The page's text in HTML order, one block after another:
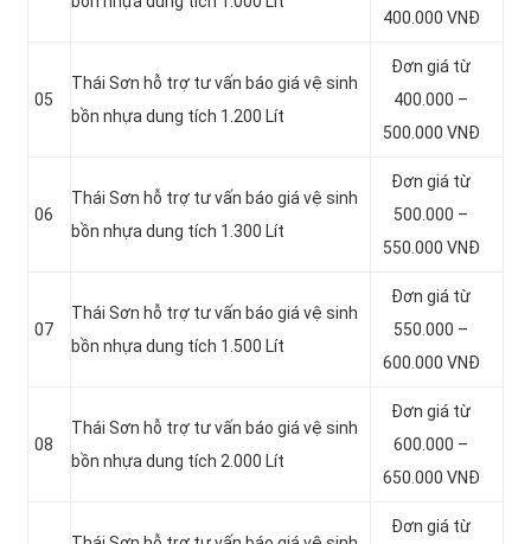
400.000 VNĐ
05
Thái Sơn hỗ trợ tư vấn báo giá vệ sinh
bồn nhựa dung tích 1.200 Lít
Đơn giá từ
400.000 –
500.000 VNĐ
06
Thái Sơn hỗ trợ tư vấn báo giá vệ sinh
bồn nhựa dung tích 1.300 Lít
Đơn giá từ
500.000 –
550.000 VNĐ
07
Thái Sơn hỗ trợ tư vấn báo giá vệ sinh
bồn nhựa dung tích 1.500 Lít
Đơn giá từ
550.000 –
600.000 VNĐ
08
Thái Sơn hỗ trợ tư vấn báo giá vệ sinh
bồn nhựa dung tích 2.000 Lít
Đơn giá từ
600.000 –
650.000 VNĐ
Đơn giá từ